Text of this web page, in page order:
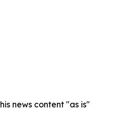
news content "as is"